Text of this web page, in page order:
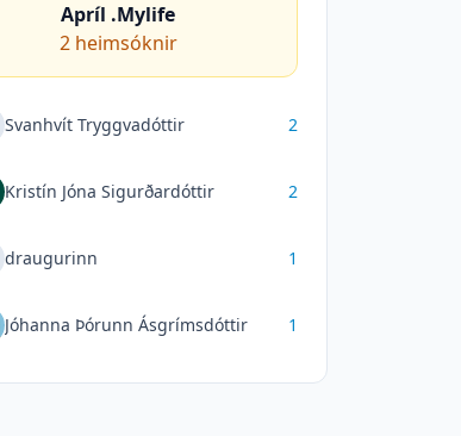
Apríl .Mylife
2 heimsóknir
Svanhvít Tryggvadóttir 2
Kristín Jóna Sigurðardóttir 2
draugurinn 1
Jóhanna Þórunn Ásgrímsdóttir 1